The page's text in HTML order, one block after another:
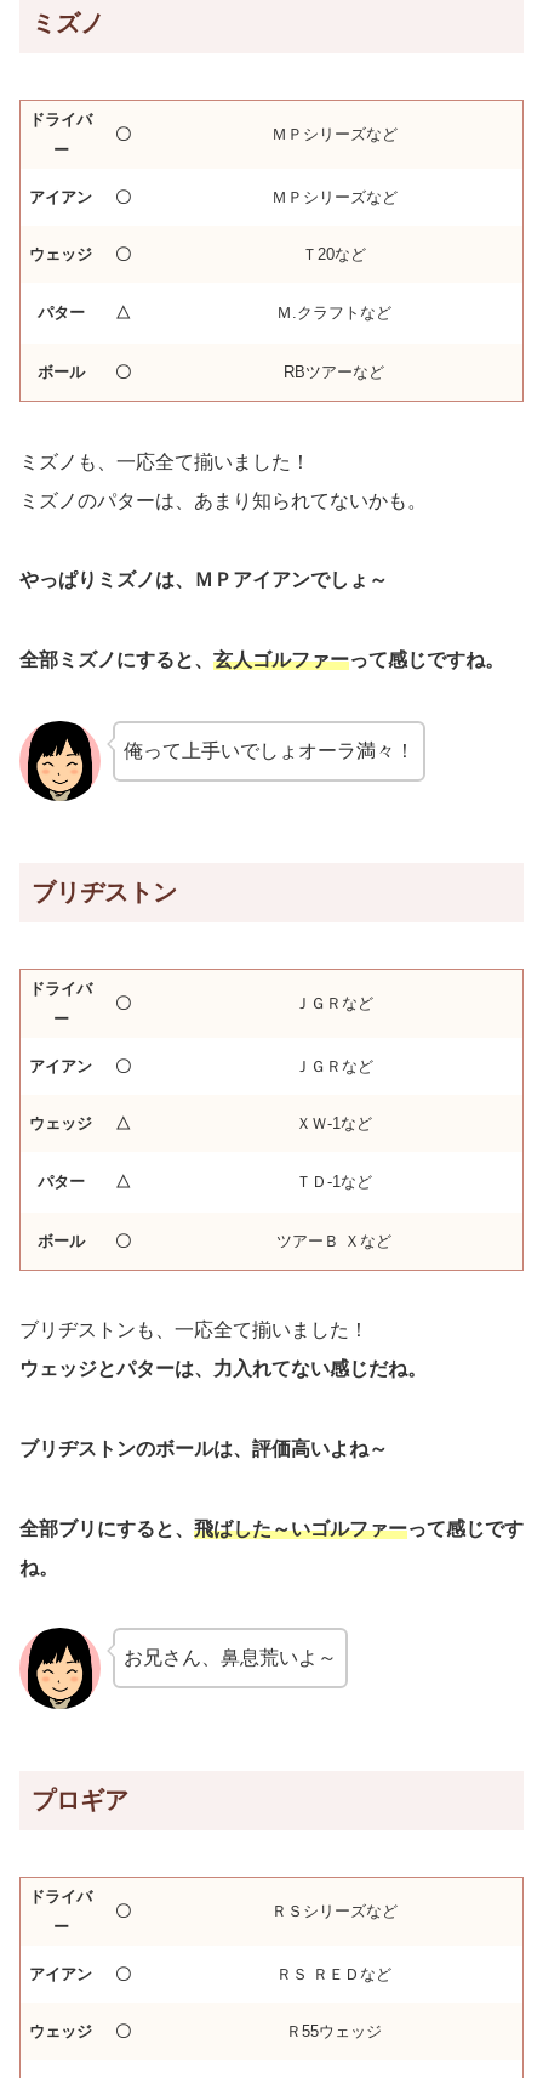
ミズノ
ドライバ
ー
〇 ＭＰシリーズなど
アイアン 〇 ＭＰシリーズなど
ウェッジ 〇 Ｔ20など
パター △ Ｍ.クラフトなど
ボール 〇 RBツアーなど
ミズノも、一応全て揃いました！
ミズノのパターは、あまり知られてないかも。
やっぱりミズノは、ＭＰアイアンでしょ～
全部ミズノにすると、 玄人ゴルファーって感じですね。
俺って上手いでしょオーラ満々！
ブリヂストン
ドライバ
ー
〇 ＪＧＲなど
アイアン 〇 ＪＧＲなど
ウェッジ △ ＸＷ-1など
パター △ ＴＤ-1など
ボール 〇 ツアーＢ Ｘなど
ブリヂストンも、一応全て揃いました！
ウェッジとパターは、力入れてない感じだね。
ブリヂストンのボールは、評価高いよね～
全部ブリにすると、 飛ばした～いゴルファーって感じです
ね。
お兄さん、鼻息荒いよ～
プロギア
ドライバ
ー
〇 ＲＳシリーズなど
アイアン 〇 ＲＳ ＲＥＤなど
ウェッジ 〇 Ｒ55ウェッジ